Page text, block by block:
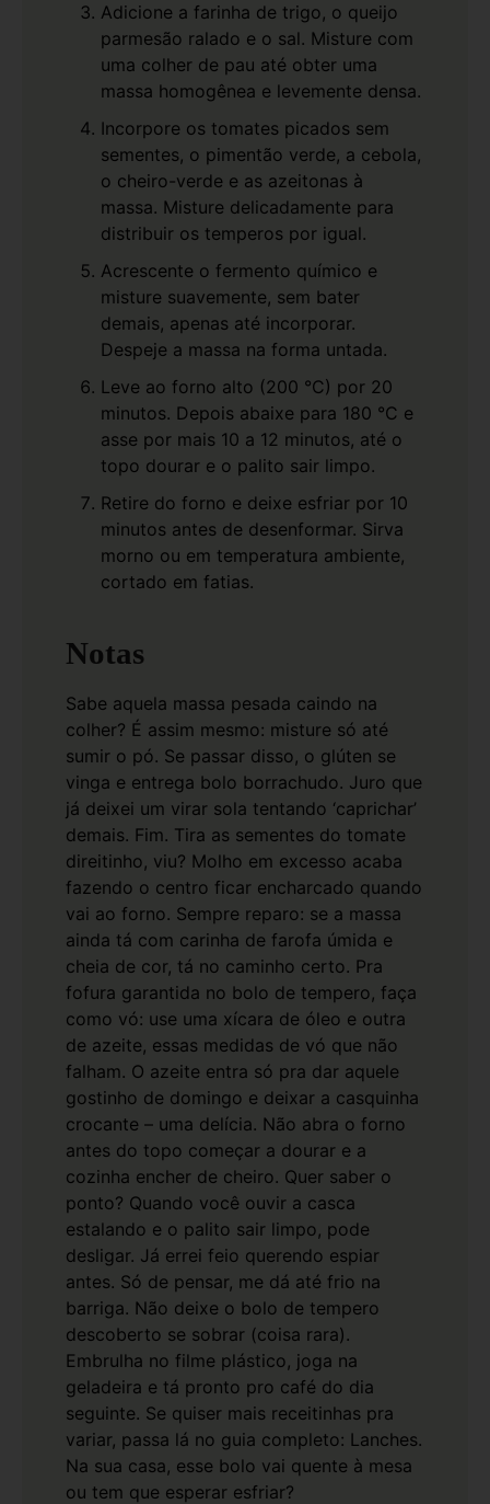
Adicione a farinha de trigo, o queijo
parmesão ralado e o sal. Misture com
uma colher de pau até obter uma
massa homogênea e levemente densa.
Incorpore os tomates picados sem
sementes, o pimentão verde, a cebola,
o cheiro-verde e as azeitonas à
massa. Misture delicadamente para
distribuir os temperos por igual.
Acrescente o fermento químico e
misture suavemente, sem bater
demais, apenas até incorporar.
Despeje a massa na forma untada.
Leve ao forno alto (200 °C) por 20
minutos. Depois abaixe para 180 °C e
asse por mais 10 a 12 minutos, até o
topo dourar e o palito sair limpo.
Retire do forno e deixe esfriar por 10
minutos antes de desenformar. Sirva
morno ou em temperatura ambiente,
cortado em fatias.
Notas
Sabe aquela massa pesada caindo na
colher? É assim mesmo: misture só até
sumir o pó. Se passar disso, o glúten se
vinga e entrega bolo borrachudo. Juro que
já deixei um virar sola tentando ‘caprichar’
demais. Fim. Tira as sementes do tomate
direitinho, viu? Molho em excesso acaba
fazendo o centro ficar encharcado quando
vai ao forno. Sempre reparo: se a massa
ainda tá com carinha de farofa úmida e
cheia de cor, tá no caminho certo. Pra
fofura garantida no bolo de tempero, faça
como vó: use uma xícara de óleo e outra
de azeite, essas medidas de vó que não
falham. O azeite entra só pra dar aquele
gostinho de domingo e deixar a casquinha
crocante – uma delícia. Não abra o forno
antes do topo começar a dourar e a
cozinha encher de cheiro. Quer saber o
ponto? Quando você ouvir a casca
estalando e o palito sair limpo, pode
desligar. Já errei feio querendo espiar
antes. Só de pensar, me dá até frio na
barriga. Não deixe o bolo de tempero
descoberto se sobrar (coisa rara).
Embrulha no filme plástico, joga na
geladeira e tá pronto pro café do dia
seguinte. Se quiser mais receitinhas pra
variar, passa lá no guia completo: Lanches.
Na sua casa, esse bolo vai quente à mesa
ou tem que esperar esfriar?